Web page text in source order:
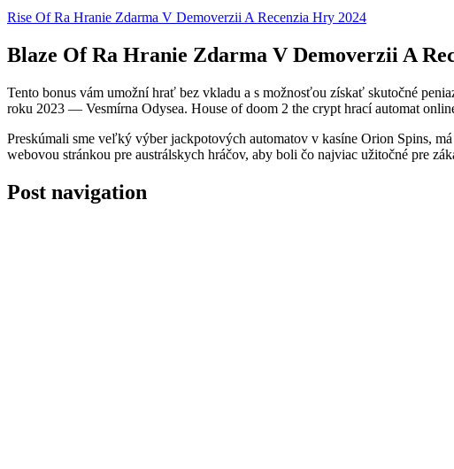
Rise Of Ra Hranie Zdarma V Demoverzii A Recenzia Hry 2024
Blaze Of Ra Hranie Zdarma V Demoverzii A
Tento bonus vám umožní hrať bez vkladu a s možnosťou získať skutočné
roku 2023 — Vesmírna Odysea. House of doom 2 the crypt hrací automat
Preskúmali sme veľký výber jackpotových automatov v kasíne Orion Spins,
webovou stránkou pre austrálskych hráčov, aby boli čo najviac užitočné pre
Post navigation